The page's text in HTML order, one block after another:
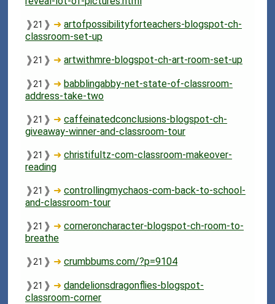
❱21 ❱ ➜artofpossibilityforteachers-blogspot-ch-
classroom-set-up
❱21 ❱ ➜artwithmre-blogspot-ch-art-room-set-up
❱21 ❱ ➜babblingabby-net-state-of-classroom-
address-take-two
❱21 ❱ ➜caffeinatedconclusions-blogspot-ch-
giveaway-winner-and-classroom-tour
❱21 ❱ ➜christifultz-com-classroom-makeover-
reading
❱21 ❱ ➜controllingmychaos-com-back-to-school-
and-classroom-tour
❱21 ❱ ➜corneroncharacter-blogspot-ch-room-to-
breathe
❱21 ❱ ➜crumbbums.com/?p=9104
❱21 ❱ ➜dandelionsdragonflies-blogspot-
classroom-corner